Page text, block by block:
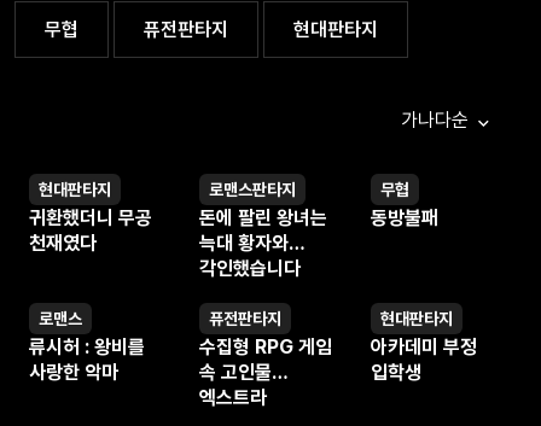
무협 퓨전판타지 현대판타지
가나다순
웹소설
현대판타지
귀환했더니 무공
천재였다
웹소설
로맨스판타지
돈에 팔린 왕녀는
늑대 황자와
각인했습니다
웹소설
무협
동방불패
웹소설
로맨스
류시허 : 왕비를
사랑한 악마
웹소설
퓨전판타지
수집형 RPG 게임
속 고인물
엑스트라
웹소설
현대판타지
아카데미 부정
입학생